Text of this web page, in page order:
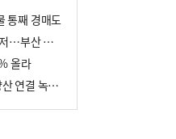
통째 경매도
전국 청약경쟁률 35개월 만에 최저…부산 미분양 ‘적체’ 심화
올라
부산 개금·당감동에 주거지-백양산 연결 녹지 조성